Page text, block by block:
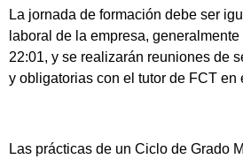
La jornada de formación debe ser
laboral de la empresa,
22:01, y se realizarán reuniones de
y obligatorias con el tutor de FCT en
Las prácticas de un Ciclo de Grado